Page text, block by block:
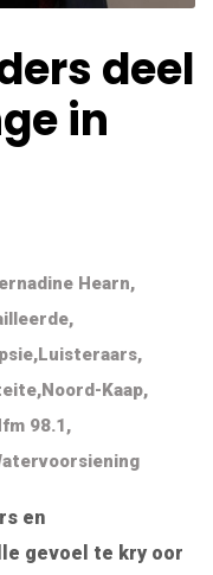
deel
in
Hearn,
,
,Luisteraars,
,Noord-Kaap,
98.1,
en
gevoel te kry oor